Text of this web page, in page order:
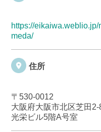
https://
meda/
住所
〒530-0012
大阪府大阪市北区芝田2-
光栄ビル5階A号室